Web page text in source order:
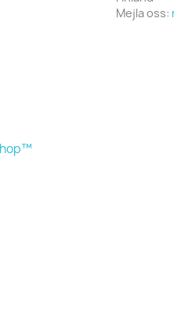
Mejla oss: